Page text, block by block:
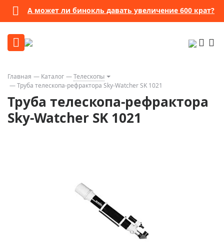
А может ли бинокль давать увеличение 600 крат?
Главная Каталог
Телескопы
Труба телескопа-рефрактора Sky-Watcher SK 1021
Труба телескопа-рефрактора
Sky-Watcher SK 1021